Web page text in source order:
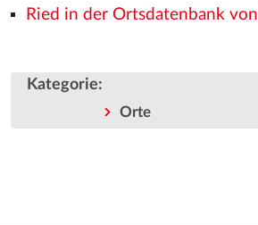
Ried in der Ortsdatenbank von
Kategorie:
Orte